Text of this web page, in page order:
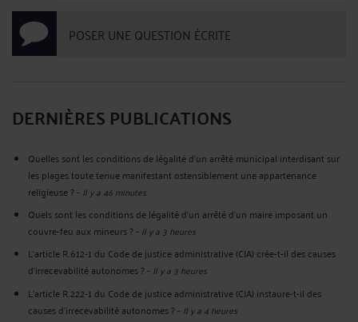
POSER UNE QUESTION ÉCRITE
DERNIÈRES PUBLICATIONS
Quelles sont les conditions de légalité d’un arrêté municipal interdisant sur
les plages toute tenue manifestant ostensiblement une appartenance
religieuse ?- Il y a 46 minutes
Quels sont les conditions de légalité d'un arrêté d'un maire imposant un
couvre-feu aux mineurs ?- Il y a 3 heures
L’article R.612‑1 du Code de justice administrative (CJA) crée-t-il des causes
d’irrecevabilité autonomes ?- Il y a 3 heures
L’article R.222‑1 du Code de justice administrative (CJA) instaure-t-il des
causes d’irrecevabilité autonomes ?- Il y a 4 heures